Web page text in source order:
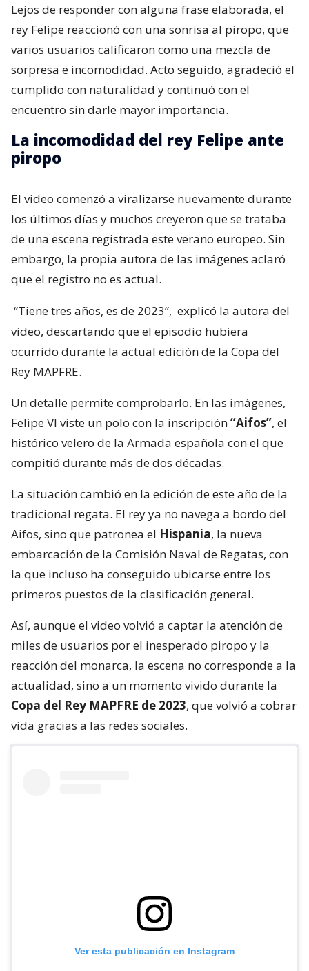
Lejos de responder con alguna frase elaborada, el
rey Felipe reaccionó con una sonrisa al piropo, que
varios usuarios calificaron como una mezcla de
sorpresa e incomodidad. Acto seguido, agradeció el
cumplido con naturalidad y continuó con el
encuentro sin darle mayor importancia.
La incomodidad del rey Felipe ante
piropo
El video comenzó a viralizarse nuevamente durante
los últimos días y muchos creyeron que se trataba
de una escena registrada este verano europeo. Sin
embargo, la propia autora de las imágenes aclaró
que el registro no es actual.
“Tiene tres años, es de 2023”, explicó la autora del
video, descartando que el episodio hubiera
ocurrido durante la actual edición de la Copa del
Rey MAPFRE.
Un detalle permite comprobarlo. En las imágenes,
Felipe VI viste un polo con la inscripción“Aifos”, el
histórico velero de la Armada española con el que
compitió durante más de dos décadas.
La situación cambió en la edición de este año de la
tradicional regata. El rey ya no navega a bordo del
Aifos, sino que patronea el Hispania, la nueva
embarcación de la Comisión Naval de Regatas, con
la que incluso ha conseguido ubicarse entre los
primeros puestos de la clasificación general.
Así, aunque el video volvió a captar la atención de
miles de usuarios por el inesperado piropo y la
reacción del monarca, la escena no corresponde a la
actualidad, sino a un momento vivido durante la
Copa del Rey MAPFRE de 2023, que volvió a cobrar
vida gracias a las redes sociales.
Ver esta publicación en Instagram